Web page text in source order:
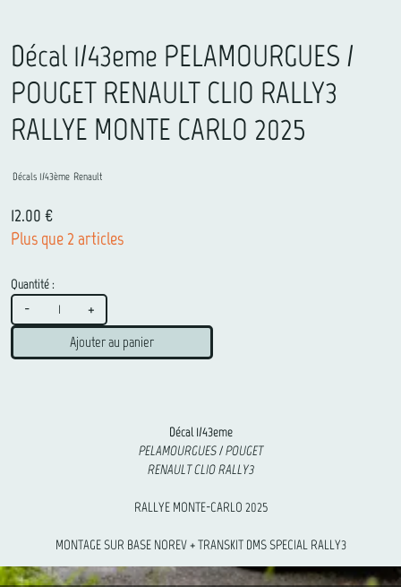
Décal 1/43eme PELAMOURGUES /
POUGET RENAULT CLIO RALLY3
RALLYE MONTE CARLO 2025
Décals 1/43ème Renault
12.00 €
Plus que 2 articles
Quantité :
- +
Ajouter au panier
Décal 1/43eme
PELAMOURGUES / POUGET
RENAULT CLIO RALLY3
RALLYE MONTE-CARLO 2025
MONTAGE SUR BASE NOREV + TRANSKIT DMS SPECIAL RALLY3